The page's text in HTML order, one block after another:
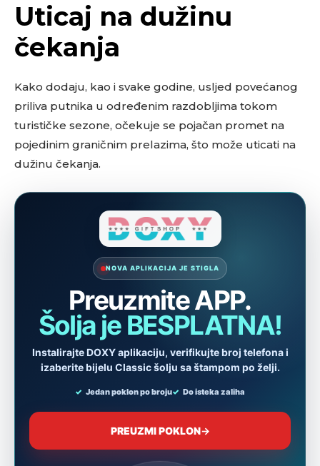
Uticaj na dužinu
čekanja
Kako dodaju, kao i svake godine, usljed povećanog
priliva putnika u određenim razdobljima tokom
turističke sezone, očekuje se pojačan promet na
pojedinim graničnim prelazima, što može uticati na
dužinu čekanja.